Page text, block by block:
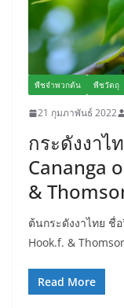
พืชจำพวกต้น พืชวัตถุ
21 กุมภาพันธ์ 2022
กระดังงาไ
Cananga
&
ต้นกระดังงาไทย ชื่
Hook.f. &
Read More